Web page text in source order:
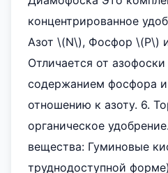
концентрированное
Азот \(N\), Фосфор \(P\)
Отличается от
содержанием фосфора и
отношению к азоту. 6.
органическое
вещества: Гуминовые
труднодоступной